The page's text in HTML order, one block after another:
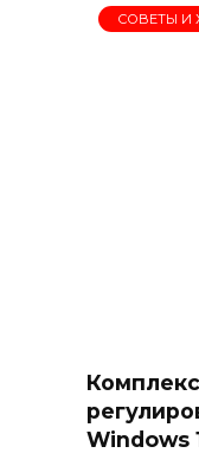
СОВЕТЫ И
Windows